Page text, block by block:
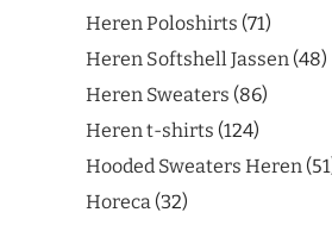
Heren Poloshirts 71
Heren Softshell Jassen 48
Heren Sweaters 86
Heren t-shirts 124
Hooded Sweaters Heren 51
Horeca 32